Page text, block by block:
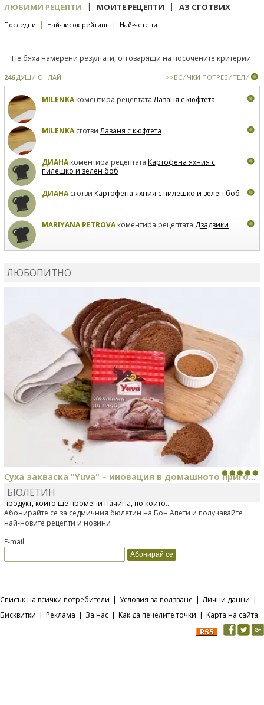
ЛЮБИМИ РЕЦЕПТИ | МОИТЕ РЕЦЕПТИ | АЗ СГОТВИХ
Последни | Най-висок рейтинг | Най-четени
Не бяха намерени резултати, отговарящи на посочените критерии.
246ДУШИ ОНЛАЙН >>ВСИЧКИ ПОТРЕБИТЕЛИ
MILENKAкоментира рецептатаЛазаня с кюфтета
MILENKAсготвиЛазаня с кюфтета
ДИАНАкоментира рецептата Картофена яхния с
пилешко и зелен боб
ДИАНАсготви Картофена яхния с пилешко и зелен боб
MARIYANA PETROVAкоментира рецептата Дзадзики
ЛЮБОПИТНО
Суха закваска "Yuva" – иновация в домашното приго...
Отскоро Лесафр България стартира предлагането на изцяло нов
продукт, който ще промени начина, по който...
БЮЛЕТИН
Абонирайте се за седмичния бюлетин на Бон Апети и получавайте
най-новите рецепти и новини
E-mail:
Списък на всички потребители | Условия за ползване | Лични данни |
Бисквитки | Реклама | За нас | Как да печелите точки | Карта на сайта